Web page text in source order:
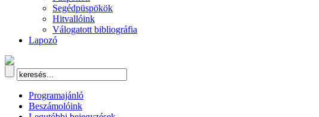
Segédpüspökök
Hitvallóink
Válogatott bibliográfia
Lapozó
Programajánló
Beszámolóink